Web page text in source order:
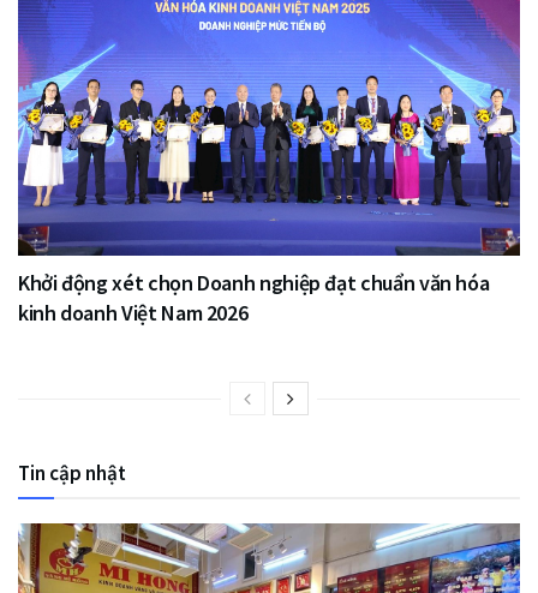
Khởi động xét chọn Doanh nghiệp đạt chuẩn văn hóa
kinh doanh Việt Nam 2026
Tin cập nhật